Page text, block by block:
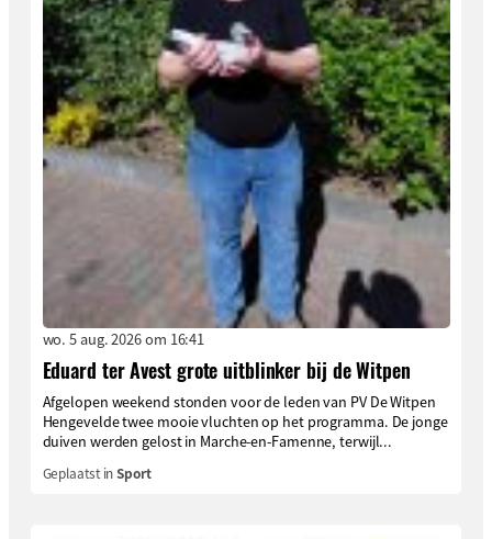
wo. 5 aug. 2026 om 16:41
Eduard ter Avest grote uitblinker bij de Witpen
Afgelopen weekend stonden voor de leden van PV De Witpen
Hengevelde twee mooie vluchten op het programma. De jonge
duiven werden gelost in Marche-en-Famenne, terwijl...
Geplaatst inSport